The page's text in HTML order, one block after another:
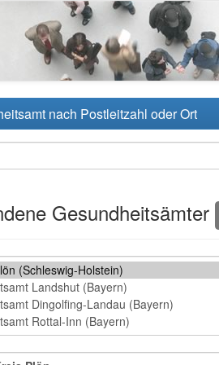
nach Postleitzahl oder Ort
Gesundheitsämter